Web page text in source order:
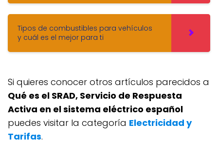
Tipos de combustibles para vehículos
y cuál es el mejor para ti
Si quieres conocer otros artículos parecidos a
Qué es el SRAD, Servicio de Respuesta
Activa en el sistema eléctrico español
puedes visitar la categoría Electricidad y
Tarifas.